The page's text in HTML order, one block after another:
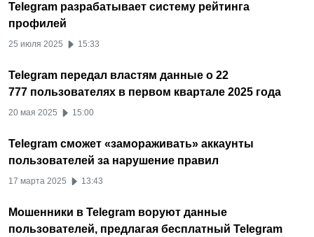
Telegram разрабатывает систему рейтинга
профилей
25 июля 2025 15:33
Telegram передал властям данные о 22
777 пользователях в первом квартале 2025 года
20 мая 2025 15:00
Telegram сможет «замораживать» аккаунты
пользователей за нарушение правил
17 марта 2025 13:43
Мошенники в Telegram воруют данные
пользователей, предлагая бесплатный Telegram